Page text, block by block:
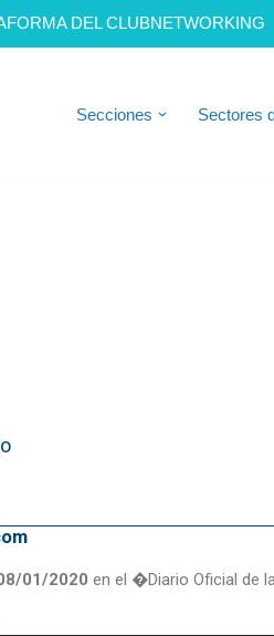
DEL CLUBNETWORKING
Secciones Sectores
01/2020 en el �Diario Oficial de